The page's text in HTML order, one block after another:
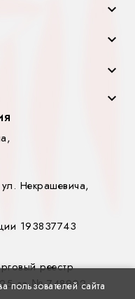




пользователей сайта
Некрашевича,
193837743
реестр
за № 748902.